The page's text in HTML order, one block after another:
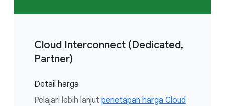
Cloud Interconnect (Dedicated,
Partner)
Detail harga
Pelajari lebih lanjut penetapan harga Cloud